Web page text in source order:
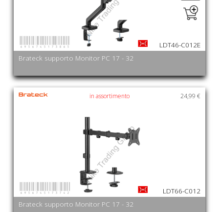
Brateck supporto Monitor PC 17 - 32
LDT46-C012E
24,99 €
Brateck supporto Monitor PC 17 - 32
in assortimento
LDT66-C012